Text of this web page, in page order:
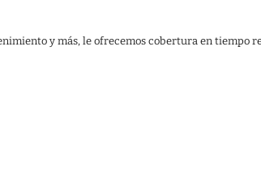
y más, le ofrecemos cobertura en tiempo